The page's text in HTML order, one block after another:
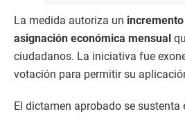
La medida autoriza un
asignación económica mensual
ciudadanos. La iniciativa fue
votación para permitir su
El dictamen aprobado se sustenta